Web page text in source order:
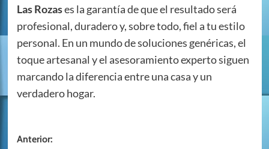
Las Rozases la garantía de que el resultado será
profesional, duradero y, sobre todo, fiel a tu estilo
personal. En un mundo de soluciones genéricas, el
toque artesanal y el asesoramiento experto siguen
marcando la diferencia entre una casa y un
verdadero hogar.
Navegación
Anterior: